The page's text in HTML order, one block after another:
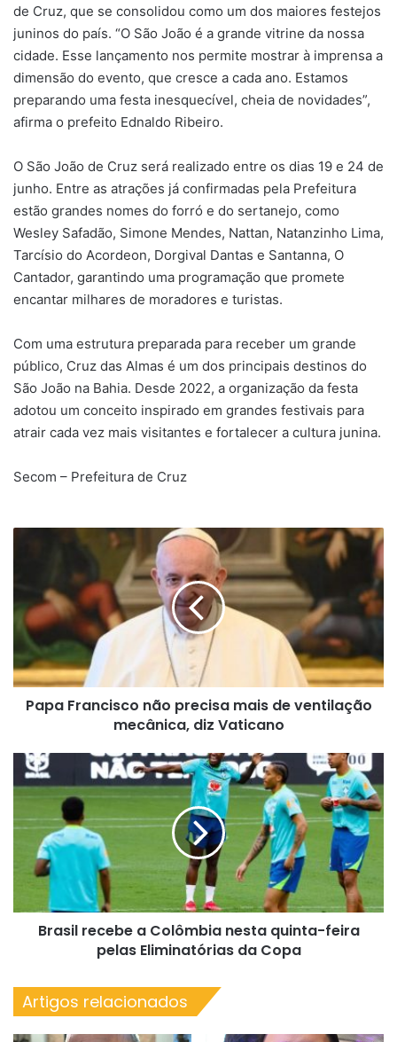
de Cruz, que se consolidou como um dos maiores festejos
juninos do país. “O São João é a grande vitrine da nossa
cidade. Esse lançamento nos permite mostrar à imprensa a
dimensão do evento, que cresce a cada ano. Estamos
preparando uma festa inesquecível, cheia de novidades”,
afirma o prefeito Ednaldo Ribeiro.
O São João de Cruz será realizado entre os dias 19 e 24 de
junho. Entre as atrações já confirmadas pela Prefeitura
estão grandes nomes do forró e do sertanejo, como
Wesley Safadão, Simone Mendes, Nattan, Natanzinho Lima,
Tarcísio do Acordeon, Dorgival Dantas e Santanna, O
Cantador, garantindo uma programação que promete
encantar milhares de moradores e turistas.
Com uma estrutura preparada para receber um grande
público, Cruz das Almas é um dos principais destinos do
São João na Bahia. Desde 2022, a organização da festa
adotou um conceito inspirado em grandes festivais para
atrair cada vez mais visitantes e fortalecer a cultura junina.
Secom – Prefeitura de Cruz
precisa
mais
de
ventilação
mecânica,
diz
Vaticano
Papa Francisco não precisa mais de ventilação
mecânica, diz Vaticano
Brasil
recebe
Colômbia
nesta
quinta-
feira
Eliminatórias
Brasil recebe a Colômbia nesta quinta-feira
pelas Eliminatórias da Copa
Artigos relacionados